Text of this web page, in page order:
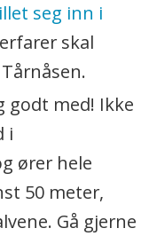
seg inn i
skal
godt med! Ikke
i
ører hele
50 meter,
Gå gjerne